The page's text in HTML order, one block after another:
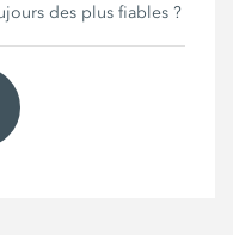
des plus fiables ?